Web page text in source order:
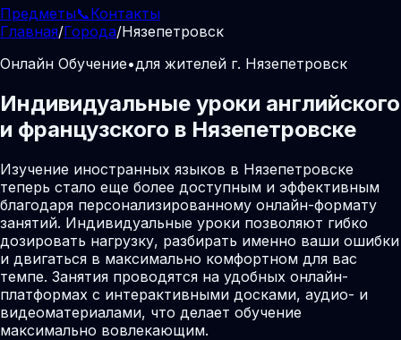
Предметы📞Контакты
Главная/Города/Нязепетровск
Онлайн Обучение•для жителей г. Нязепетровск
Индивидуальные уроки английского
и французского в Нязепетровске
Изучение иностранных языков в Нязепетровске
теперь стало еще более доступным и эффективным
благодаря персонализированному онлайн-формату
занятий. Индивидуальные уроки позволяют гибко
дозировать нагрузку, разбирать именно ваши ошибки
и двигаться в максимально комфортном для вас
темпе. Занятия проводятся на удобных онлайн-
платформах с интерактивными досками, аудио- и
видеоматериалами, что делает обучение
максимально вовлекающим.